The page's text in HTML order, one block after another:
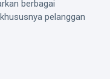
berbagai
pelanggan